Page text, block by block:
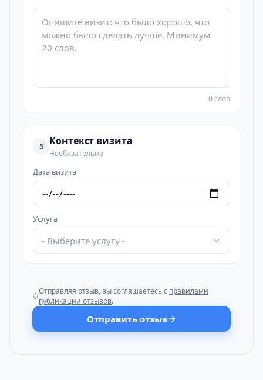
0 слов
5 Контекст визита
Необязательно
Дата визита
Услуга
- Выберите услугу -
Отправляя отзыв, вы соглашаетесь с правилами
публикации отзывов.
Отправить отзыв